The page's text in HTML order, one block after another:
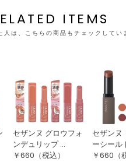
ITEMS
人は、こちらの商品もチェックしてい
セザンヌ グロウフォ
ンデュリップ ...
￥660 （税込）
セザンヌ
ーシール
￥660 （